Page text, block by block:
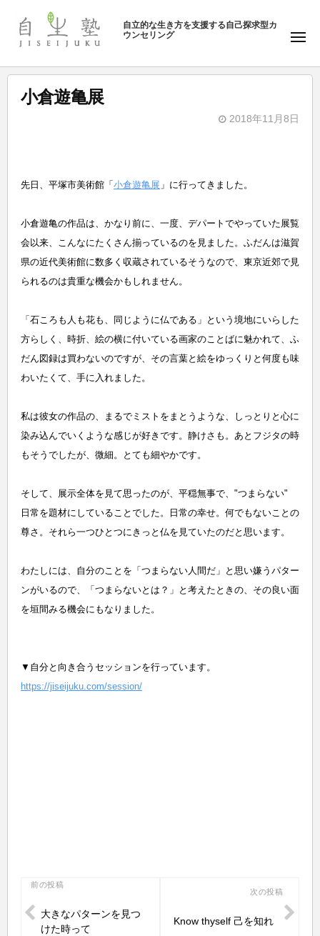
ン
自
塾
自立的な生き方を支援する自己探求型カ
ウンセリング
メ
ュ
ー
小倉遊亀展
2018年11月8日
生
先日、平塚市美術館「 小倉遊亀展 」に行ってきました。
小倉遊亀の作品は、かなり前に、一度、デパートでやっていた展覧
会以来、こんなにたくさん揃っているのを見ました。ふだんは滋賀
県の近代美術館に数多く収蔵されているそうなので、東京近郊で見
られるのは貴重な機会かもしれません。
「石ころも人も花も、同じように仏である」という境地にいらした
方らしく、時折、絵の横に付いている画家のことばに魅かれて、ふ
だん図録は買わないのですが、その言葉と絵をゆっくりと何度も味
わいたくて、手に入れました。
私は彼女の作品の、まるでミストをまとうような、しっとりと心に
染み込んでいくような感じが好きです。静けさも。あとフジタの時
もそうでしたが、微細。とても細やかです。
そして、展示全体を見て思ったのが、平穏無事で、"つまらない"
日常を題材にしていることでした。日常の幸せ。何でもないことの
尊さ。それら一つひとつにきっと仏を見ていたのだと思います。
わたしには、自分のことを「つまらない人間だ」と思い嫌うパター
ンがいるので、「つまらないとは？」と考えたときの、その良い面
を垣間みる機会にもなりました。
▼自分と向き合うセッションを行っています。
https://jiseijuku.com/session/
投
稿
前の投稿
大きなパターンを見つ
けた時って
次の投稿
Know thyself 己を知れ